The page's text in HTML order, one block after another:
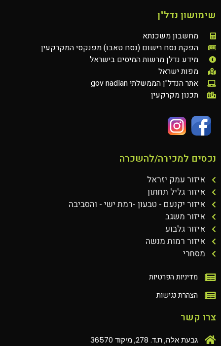
שימושון נדל"ן
מחשבון משכנתא
הפקת נסח רישום (נסח טאבו) מפנקסי המקרקעין
מידע נדלן מרשות המיסים בישראל
מפות ישראל
אתר הנדל"ן הממשלתי gov nadlan
תכנון מקרקעין
נכסים למכירה/להשכרה
איזור עמק יזראל
איזור גליל תחתון
איזור יקנעם - טבעון -רמת ישי - והסביבה
איזור משגב
איזור גלבוע
איזור רמות מנשה
מסחרי
מדיניות הפרטיות
הצהרת נגישות
צרו קשר
גבעת אלה, ת.ד. 278, מיקוד 36570